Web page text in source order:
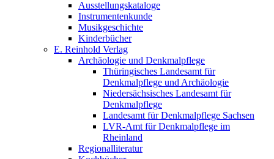
Ausstellungskataloge
Instrumentenkunde
Musikgeschichte
Kinderbücher
E. Reinhold Verlag
Archäologie und Denkmalpflege
Thüringisches Landesamt für
Denkmalpflege und Archäologie
Niedersächsisches Landesamt für
Denkmalpflege
Landesamt für Denkmalpflege Sachsen
LVR-Amt für Denkmalpflege im
Rheinland
Regionalliteratur